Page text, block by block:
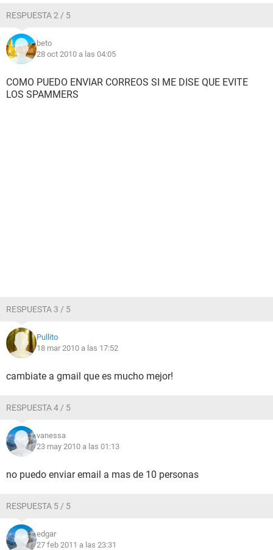
RESPUESTA 2 / 5
beto
28 oct 2010 a las 04:05
COMO PUEDO ENVIAR CORREOS SI ME DISE QUE EVITE
LOS SPAMMERS
RESPUESTA 3 / 5
Pullito
18 mar 2010 a las 17:52
cambiate a gmail que es mucho mejor!
RESPUESTA 4 / 5
vanessa
23 may 2010 a las 01:13
no puedo enviar email a mas de 10 personas
RESPUESTA 5 / 5
edgar
27 feb 2011 a las 23:31